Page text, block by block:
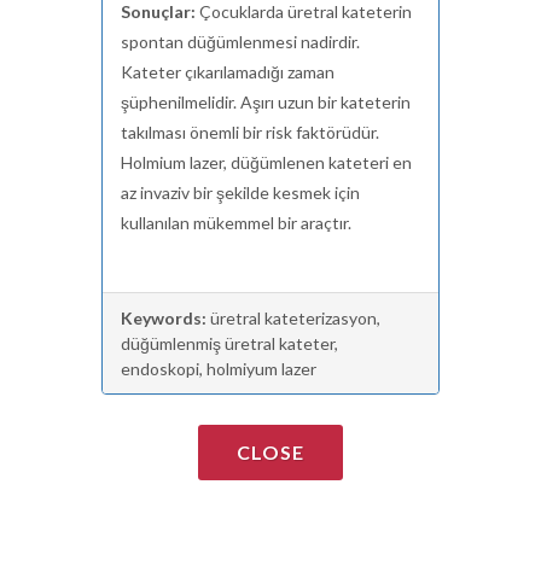
Sonuçlar: Çocuklarda üretral kateterin
spontan düğümlenmesi nadirdir.
Kateter çıkarılamadığı zaman
şüphenilmelidir. Aşırı uzun bir kateterin
takılması önemli bir risk faktörüdür.
Holmium lazer, düğümlenen kateteri en
az invaziv bir şekilde kesmek için
kullanılan mükemmel bir araçtır.
Keywords: üretral kateterizasyon,
düğümlenmiş üretral kateter,
endoskopi, holmiyum lazer
CLOSE